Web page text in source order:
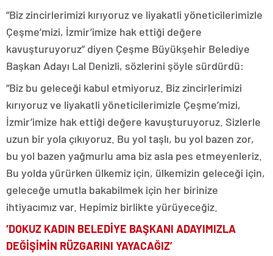
“Biz zincirlerimizi kırıyoruz ve liyakatli yöneticilerimizle
Çeşme’mizi, İzmir’imize hak ettiği değere
kavuşturuyoruz” diyen Çeşme Büyükşehir Belediye
Başkan Adayı Lal Denizli, sözlerini şöyle sürdürdü:
“Biz bu geleceği kabul etmiyoruz. Biz zincirlerimizi
kırıyoruz ve liyakatli yöneticilerimizle Çeşme’mizi,
İzmir’imize hak ettiği değere kavuşturuyoruz. Sizlerle
uzun bir yola çıkıyoruz. Bu yol taşlı, bu yol bazen zor,
bu yol bazen yağmurlu ama biz asla pes etmeyenleriz.
Bu yolda yürürken ülkemiz için, ülkemizin geleceği için,
geleceğe umutla bakabilmek için her birinize
ihtiyacımız var. Hepimiz birlikte yürüyeceğiz.
‘DOKUZ KADIN BELEDİYE BAŞKANI ADAYIMIZLA
DEĞİŞİMİN RÜZGARINI YAYACAĞIZ’